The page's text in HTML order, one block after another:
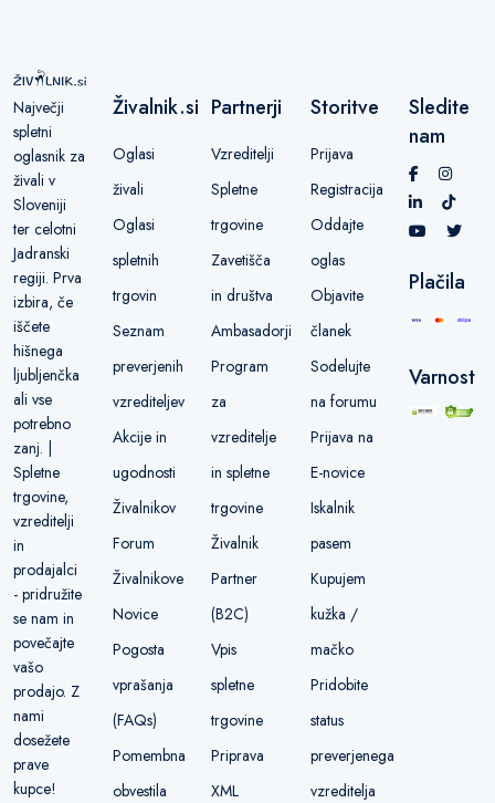
Največji
spletni
oglasnik za
živali v
Sloveniji
ter celotni
Jadranski
regiji. Prva
izbira, če
iščete
hišnega
ljubljenčka
ali vse
potrebno
zanj. |
Spletne
trgovine,
vzreditelji
in
prodajalci
- pridružite
se nam in
povečajte
vašo
prodajo. Z
nami
dosežete
prave
kupce!
Živalnik.si
Oglasi
živali
Oglasi
spletnih
trgovin
Seznam
preverjenih
vzrediteljev
Akcije in
ugodnosti
Živalnikov
Forum
Živalnikove
Novice
Pogosta
vprašanja
(FAQs)
Pomembna
obvestila
Partnerji
Vzreditelji
Spletne
trgovine
Zavetišča
in društva
Ambasadorji
Program
za
vzreditelje
in spletne
trgovine
Živalnik
Partner
(B2C)
Vpis
spletne
trgovine
Priprava
XML
Storitve
Prijava
Registracija
Oddajte
oglas
Objavite
članek
Sodelujte
na forumu
Prijava na
E-novice
Iskalnik
pasem
Kupujem
kužka /
mačko
Pridobite
status
preverjenega
vzreditelja
Sledite
nam
Plačila
Varnost